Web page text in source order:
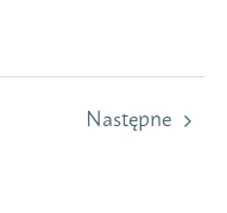
Następne